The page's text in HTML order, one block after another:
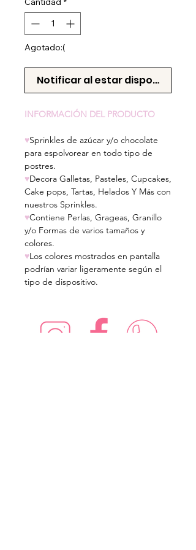
Agotado:(
Notificar al estar disponible
INFORMACIÓN DEL PRODUCTO
♥Sprinkles de azúcar y/o chocolate
para espolvorear en todo tipo de
postres.
♥Decora Galletas, Pasteles, Cupcakes,
Cake pops, Tartas, Helados Y Más con
nuestros Sprinkles.
♥Contiene Perlas, Grageas, Granillo
y/o Formas de varios tamaños y
colores.
♥Los colores mostrados en pantalla
podrían variar ligeramente según el
tipo de dispositivo.